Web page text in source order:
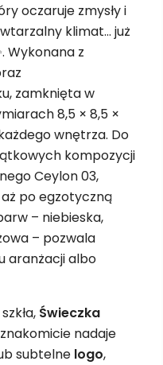
oczaruje zmysły i
klimat… już
Wykonana z
zamknięta w
8,5 × 8,5 ×
wnętrza. Do
kompozycji
Ceylon 03,
po egzotyczną
– niebieska,
– pozwala
aranżacji albo
Świeczka
znakomicie nadaje
subtelne logo,